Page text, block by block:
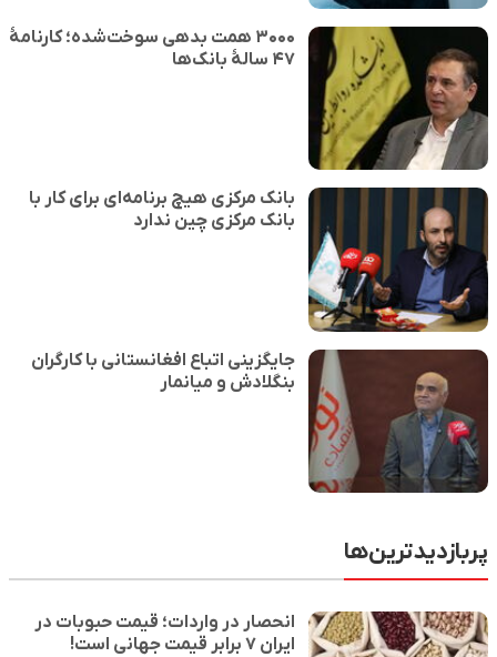
۳۰۰۰ همت بدهی سوخت‌شده؛ کارنامهٔ
۴۷ سالهٔ بانک‌ها
بانک مرکزی هیچ برنامه‌ای برای کار با
بانک مرکزی چین ندارد
جایگزینی اتباع افغانستانی با کارگران
بنگلادش و میانمار
پربازدیدترین‌ها
انحصار در واردات؛ قیمت حبوبات در
ایران ۷ برابر قیمت جهانی است!